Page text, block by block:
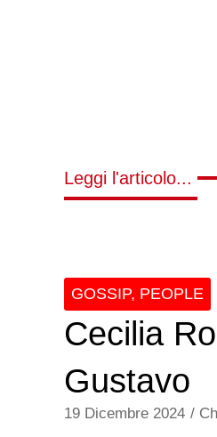
Leggi l'articolo...
GOSSIP, PEOPLE
Cecilia
Gustavo
19 Dicembre 2024 /